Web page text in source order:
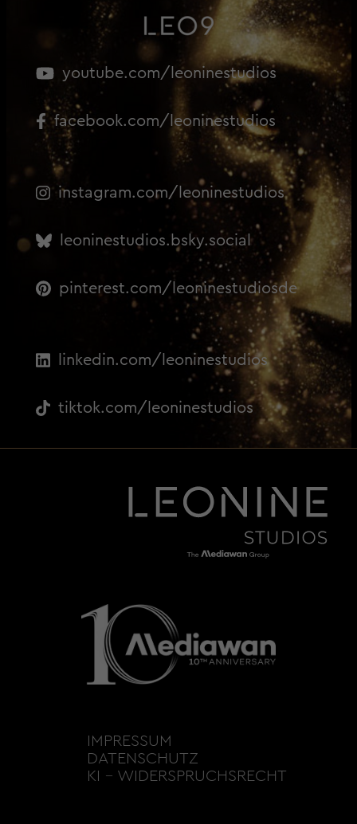
youtube.com/leoninestudios
facebook.com/leoninestudios
instagram.com/leoninestudios
leoninestudios.bsky.social
pinterest.com/leoninestudiosde
linkedin.com/leoninestudios
tiktok.com/leoninestudios
IMPRESSUM
DATENSCHUTZ
KI – WIDERSPRUCHSRECHT